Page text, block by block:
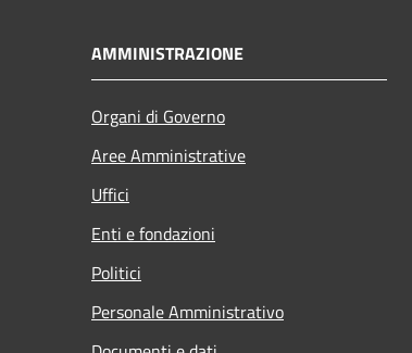
AMMINISTRAZIONE
Organi di Governo
Aree Amministrative
Uffici
Enti e fondazioni
Politici
Personale Amministrativo